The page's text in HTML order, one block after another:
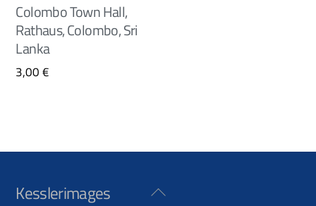
Colombo Town Hall,
Rathaus, Colombo, Sri
Lanka
3,00€
Back
Kesslerimages